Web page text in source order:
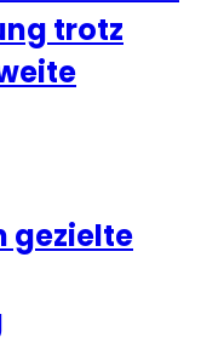
trotz
gezielte